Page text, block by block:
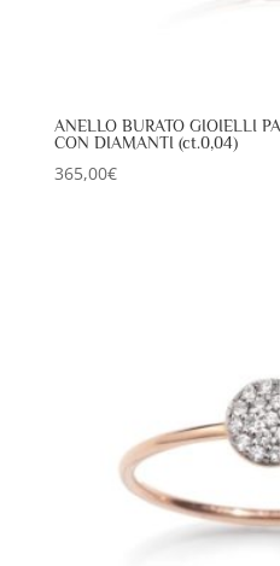
ANELLO BURATO GIOIELLI
CON DIAMANTI (ct.0,04)
365,00€